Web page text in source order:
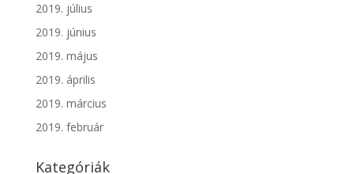
2019. július
2019. június
2019. május
2019. április
2019. március
2019. február
Kategóriák